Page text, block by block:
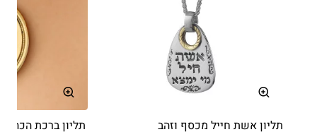
תליון אשת חייל מכסף וזהב